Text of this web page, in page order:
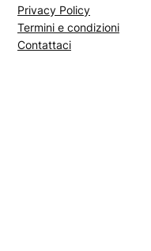
Privacy Policy
Termini e condizioni
Contattaci